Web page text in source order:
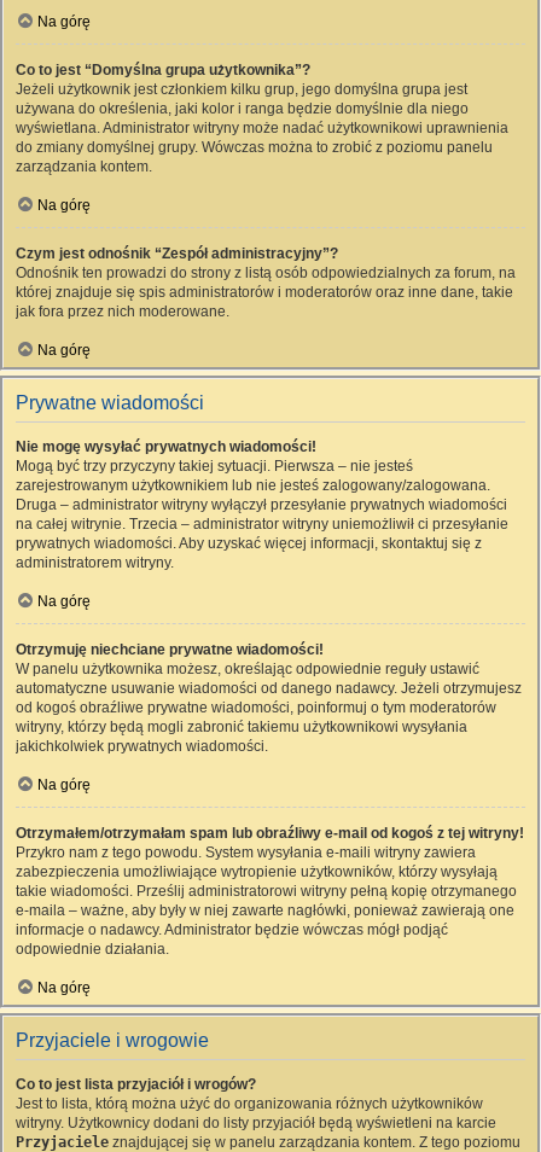
Na górę
Co to jest “Domyślna grupa użytkownika”?
Jeżeli użytkownik jest członkiem kilku grup, jego domyślna grupa jest
używana do określenia, jaki kolor i ranga będzie domyślnie dla niego
wyświetlana. Administrator witryny może nadać użytkownikowi uprawnienia
do zmiany domyślnej grupy. Wówczas można to zrobić z poziomu panelu
zarządzania kontem.
Na górę
Czym jest odnośnik “Zespół administracyjny”?
Odnośnik ten prowadzi do strony z listą osób odpowiedzialnych za forum, na
której znajduje się spis administratorów i moderatorów oraz inne dane, takie
jak fora przez nich moderowane.
Na górę
Prywatne wiadomości
Nie mogę wysyłać prywatnych wiadomości!
Mogą być trzy przyczyny takiej sytuacji. Pierwsza – nie jesteś
zarejestrowanym użytkownikiem lub nie jesteś zalogowany/zalogowana.
Druga – administrator witryny wyłączył przesyłanie prywatnych wiadomości
na całej witrynie. Trzecia – administrator witryny uniemożliwił ci przesyłanie
prywatnych wiadomości. Aby uzyskać więcej informacji, skontaktuj się z
administratorem witryny.
Na górę
Otrzymuję niechciane prywatne wiadomości!
W panelu użytkownika możesz, określając odpowiednie reguły ustawić
automatyczne usuwanie wiadomości od danego nadawcy. Jeżeli otrzymujesz
od kogoś obraźliwe prywatne wiadomości, poinformuj o tym moderatorów
witryny, którzy będą mogli zabronić takiemu użytkownikowi wysyłania
jakichkolwiek prywatnych wiadomości.
Na górę
Otrzymałem/otrzymałam spam lub obraźliwy e-mail od kogoś z tej witryny!
Przykro nam z tego powodu. System wysyłania e-maili witryny zawiera
zabezpieczenia umożliwiające wytropienie użytkowników, którzy wysyłają
takie wiadomości. Prześlij administratorowi witryny pełną kopię otrzymanego
e-maila – ważne, aby były w niej zawarte nagłówki, ponieważ zawierają one
informacje o nadawcy. Administrator będzie wówczas mógł podjąć
odpowiednie działania.
Na górę
Przyjaciele i wrogowie
Co to jest lista przyjaciół i wrogów?
Jest to lista, którą można użyć do organizowania różnych użytkowników
witryny. Użytkownicy dodani do listy przyjaciół będą wyświetleni na karcie
Przyjaciele znajdującej się w panelu zarządzania kontem. Z tego poziomu